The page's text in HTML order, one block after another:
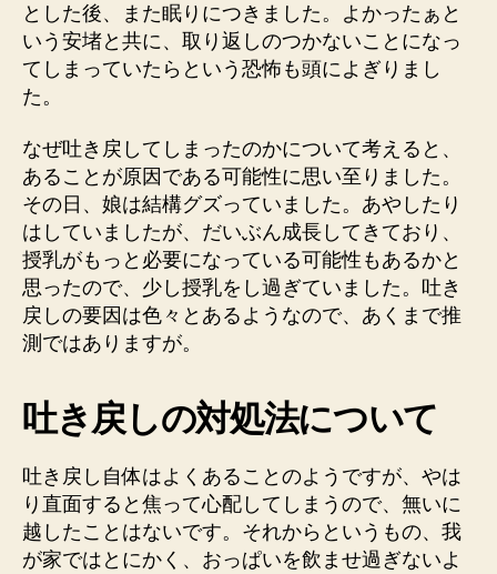
とした後、また眠りにつきました。よかったぁと
いう安堵と共に、取り返しのつかないことになっ
てしまっていたらという恐怖も頭によぎりまし
た。
なぜ吐き戻してしまったのかについて考えると、
あることが原因である可能性に思い至りました。
その日、娘は結構グズっていました。あやしたり
はしていましたが、だいぶん成長してきており、
授乳がもっと必要になっている可能性もあるかと
思ったので、少し授乳をし過ぎていました。吐き
戻しの要因は色々とあるようなので、あくまで推
測ではありますが。
吐き戻しの対処法について
吐き戻し自体はよくあることのようですが、やは
り直面すると焦って心配してしまうので、無いに
越したことはないです。それからというもの、我
が家ではとにかく、おっぱいを飲ませ過ぎないよ